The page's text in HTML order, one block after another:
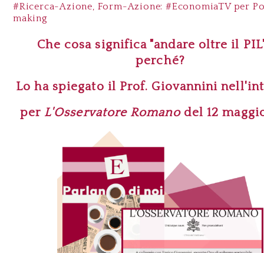
#Ricerca-Azione, Form-Azione: #EconomiaTV per
making
Che cosa significa "andare oltre il
perché?
Lo ha spiegato il Prof. Giovannini
per L'Osservatore Romano del 12